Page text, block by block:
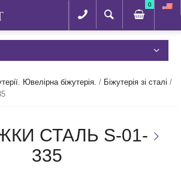
0
Ювелірна біжутерія. / Біжутерія зі сталі /
СТАЛЬ S-01-
335